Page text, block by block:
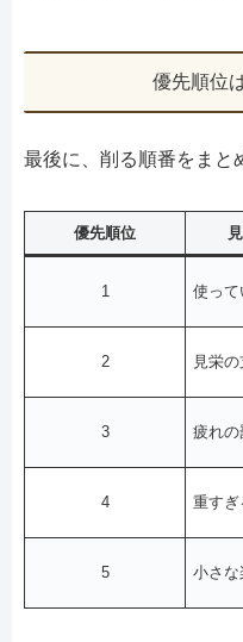
優先順位
最後に、削る順番をまと
優先順位
1 使って
2 見栄の
3 疲れの
4 重す
5 小さ